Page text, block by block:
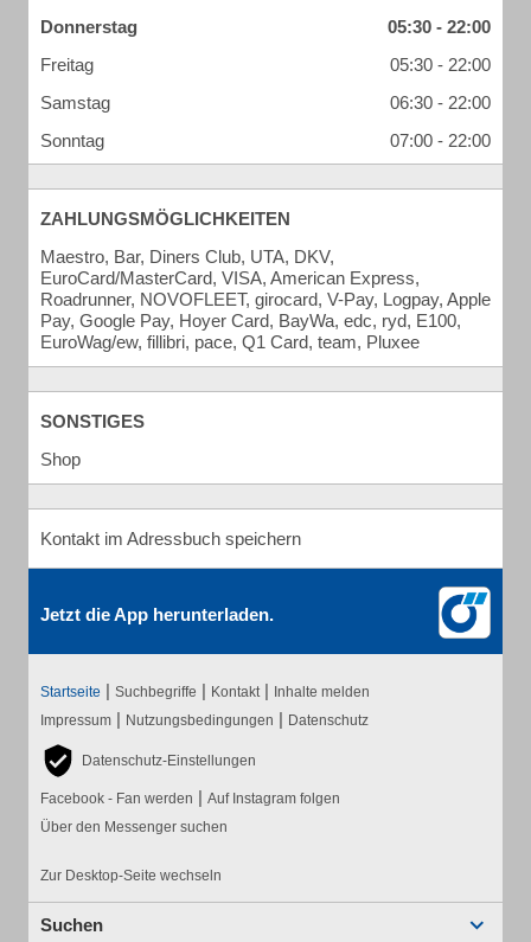
Donnerstag
05:30 - 22:00
Freitag
05:30 - 22:00
Samstag
06:30 - 22:00
Sonntag
07:00 - 22:00
ZAHLUNGSMÖGLICHKEITEN
Maestro, Bar, Diners Club, UTA, DKV,
EuroCard/MasterCard, VISA, American Express,
Roadrunner, NOVOFLEET, girocard, V-Pay, Logpay, Apple
Pay, Google Pay, Hoyer Card, BayWa, edc, ryd, E100,
EuroWag/ew, fillibri, pace, Q1 Card, team, Pluxee
SONSTIGES
Shop
Kontakt im Adressbuch speichern
Jetzt die App herunterladen.
Startseite | Suchbegriffe | Kontakt | Inhalte melden
Impressum | Nutzungsbedingungen | Datenschutz
Datenschutz-Einstellungen
Facebook - Fan werden | Auf Instagram folgen
Über den Messenger suchen
Zur Desktop-Seite wechseln
Suchen